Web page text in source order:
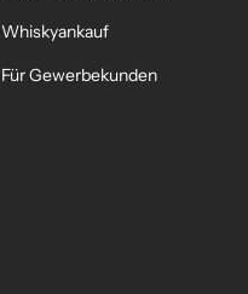
Whiskyankauf
Für Gewerbekunden